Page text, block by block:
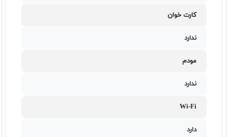
کارت خوان
ندارد
مودم
ندارد
Wi-Fi
دارد